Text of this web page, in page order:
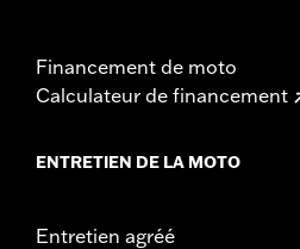
Financement de moto
Calculateur de financement
ENTRETIEN DE LA MOTO
Entretien agréé